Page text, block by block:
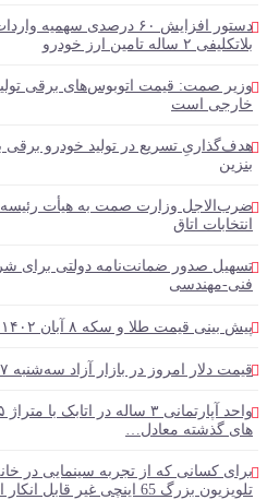
دستور افزایش ۶۰ درصدی
بلاتکلیفی ۲ ساله تامین ارز خودرو
وزیر صمت: قیمت اتوبوس‌های برقی
خارجی است
هدف‌گذاریِ تسریع در تولید خودرو‌
بنزین‌
ضرب‌الاجل وزارت صمت به هیأت رئیسه
انتخابات اتاق
تسهیل صدور ضمانت‌نامه دولتی برای
فنی-مهندسی
پیش بینی قیمت طلا و سکه ۸ آبان ۱۴۰۲ / بازار طلا دست‌ به عصا شد
قیمت دلار امروز در بازار آزاد سه‌شنبه ۷ آذر
های گذشته معادل…
برای کسانی که از تجربه سینمایی در
تلویزیون بزرگ 65 اینچی غیر قابل انکار است. لذت بردن از …